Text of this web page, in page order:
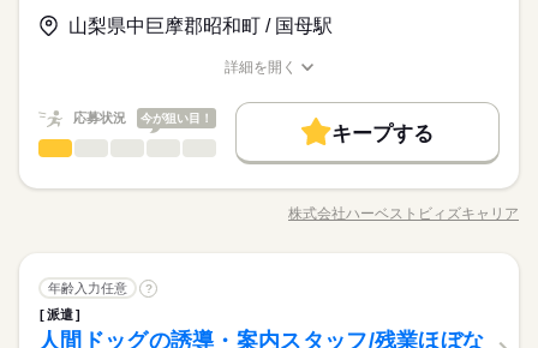
※企業カレンダーあり
★有給休暇あり
服装自由
バイク自転車
車OK
ネーターがあなたに合ったお仕事をご提案します！
期間・時間 長期
休日・休暇
基本特徴 未経験OK 40代活躍 募集条件
就業時間・曜日
社会保険制度 研修制度 週払い
禁煙・分煙
バイク自転車
車OK
続きを読む
・自分に合ったお仕事をお探しの方
【給与備考】 時短のお仕事：月収7万円～15万円 長期のお仕
事：月収20万円～30万円 ※他多数のお仕事から弊社のコーディ
続きを読む
期間・時間 長期
08：30～17：30 08：45～17：45 09：00～16：00 08：30～1
7：30 08：45～17：45 09：00～16：00 08：00～17：00
詳しい募集要項をすべて見る
応募する
山梨県中巨摩郡昭和町 / 国母駅
造・事務・物流・ピッキングetc多数ありますのでお気兼ねなく
ご応募下さい！
品出し・ピッキング
立て るために部品を集めて用意します。多少重たい部品もあり
ますが、 女性も多く活躍しています☆ ※職場見学時により詳し
応募資格
詳細を開く
応募状況 今が狙い目！
キープする
職種/応募資格 給与/時間/休日
業界 その他
職種 品出し・ピッキング
☆ピッキング（調達）→届いた様々な部品を整理したり、組み
立て るために部品を集めて用意します。多少重たい部品もあり
株式会社ハーベストビィズキャリア
年齢入力任意 ?
派遣
人間ドッグの誘導・案内スタッフ/残業ほぼな